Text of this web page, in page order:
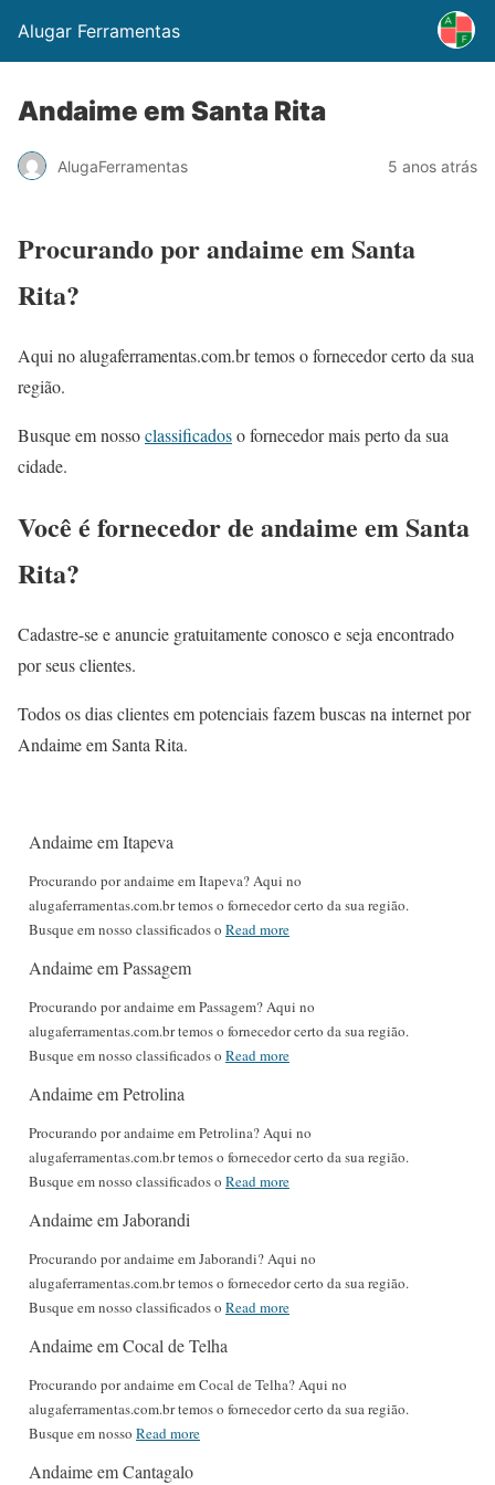
Alugar Ferramentas
Andaime em Santa Rita
AlugaFerramentas 5 anos atrás
Procurando por andaime em Santa
Rita?
Aqui no alugaferramentas.com.br temos o fornecedor certo da sua
região.
Busque em nossoclassificadoso fornecedor mais perto da sua
cidade.
Você é fornecedor de andaime em Santa
Rita?
Cadastre-se e anuncie gratuitamente conosco e seja encontrado
por seus clientes.
Todos os dias clientes em potenciais fazem buscas na internet por
Andaime em Santa Rita.
Andaime em Itapeva
Procurando por andaime em Itapeva? Aqui no
alugaferramentas.com.br temos o fornecedor certo da sua região.
Busque em nosso classificados o Read more
Andaime em Passagem
Procurando por andaime em Passagem? Aqui no
alugaferramentas.com.br temos o fornecedor certo da sua região.
Busque em nosso classificados o Read more
Andaime em Petrolina
Procurando por andaime em Petrolina? Aqui no
alugaferramentas.com.br temos o fornecedor certo da sua região.
Busque em nosso classificados o Read more
Andaime em Jaborandi
Procurando por andaime em Jaborandi? Aqui no
alugaferramentas.com.br temos o fornecedor certo da sua região.
Busque em nosso classificados o Read more
Andaime em Cocal de Telha
Procurando por andaime em Cocal de Telha? Aqui no
alugaferramentas.com.br temos o fornecedor certo da sua região.
Busque em nosso Read more
Andaime em Cantagalo